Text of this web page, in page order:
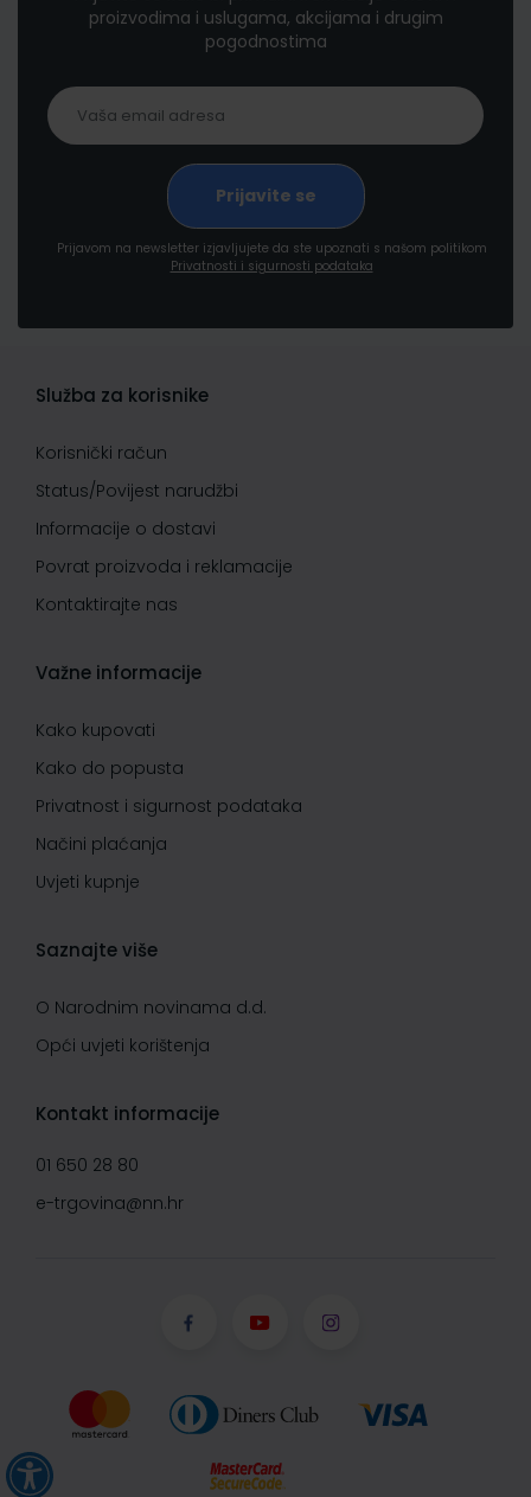
proizvodima i uslugama, akcijama i drugim
pogodnostima
Prijavom na newsletter izjavljujete da ste upoznati s našom politikom
Privatnosti i sigurnosti podataka
Služba za korisnike
Korisnički račun
Status/Povijest narudžbi
Informacije o dostavi
Povrat proizvoda i reklamacije
Kontaktirajte nas
Važne informacije
Kako kupovati
Kako do popusta
Privatnost i sigurnost podataka
Načini plaćanja
Uvjeti kupnje
Saznajte više
O Narodnim novinama d.d.
Opći uvjeti korištenja
Kontakt informacije
01 650 28 80
e-trgovina@nn.hr